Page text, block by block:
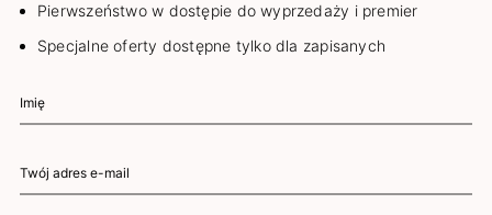
Pierwszeństwo w dostępie do wyprzedaży i premier
Specjalne oferty dostępne tylko dla zapisanych